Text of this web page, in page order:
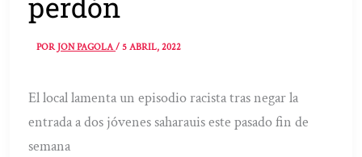
PORJON PAGOLA/5 ABRIL, 2022
El local lamenta un episodio racista tras negar la
entrada a dos jóvenes saharauis este pasado fin de
semana